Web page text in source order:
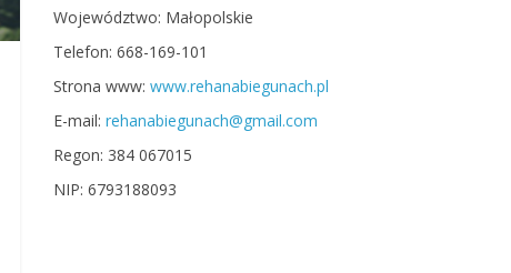
Województwo: Małopolskie
Telefon: 668-169-101
Strona www: www.rehanabiegunach.pl
E-mail: rehanabiegunach@gmail.com
Regon: 384 067015
NIP: 6793188093